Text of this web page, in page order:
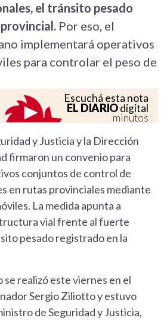
el tránsito pesado
Por eso, el
implementará operativos
para controlar el peso de
Escuchá esta nota
EL DIARIOdigital
minutos
y Justicia y la Dirección
firmaron un convenio para
conjuntos de control de
en rutas provinciales mediante
La medida apunta a
vial frente al fuerte
pesado registrado en la
se realizó este viernes en el
Sergio Ziliotto y estuvo
de Seguridad y Justicia,